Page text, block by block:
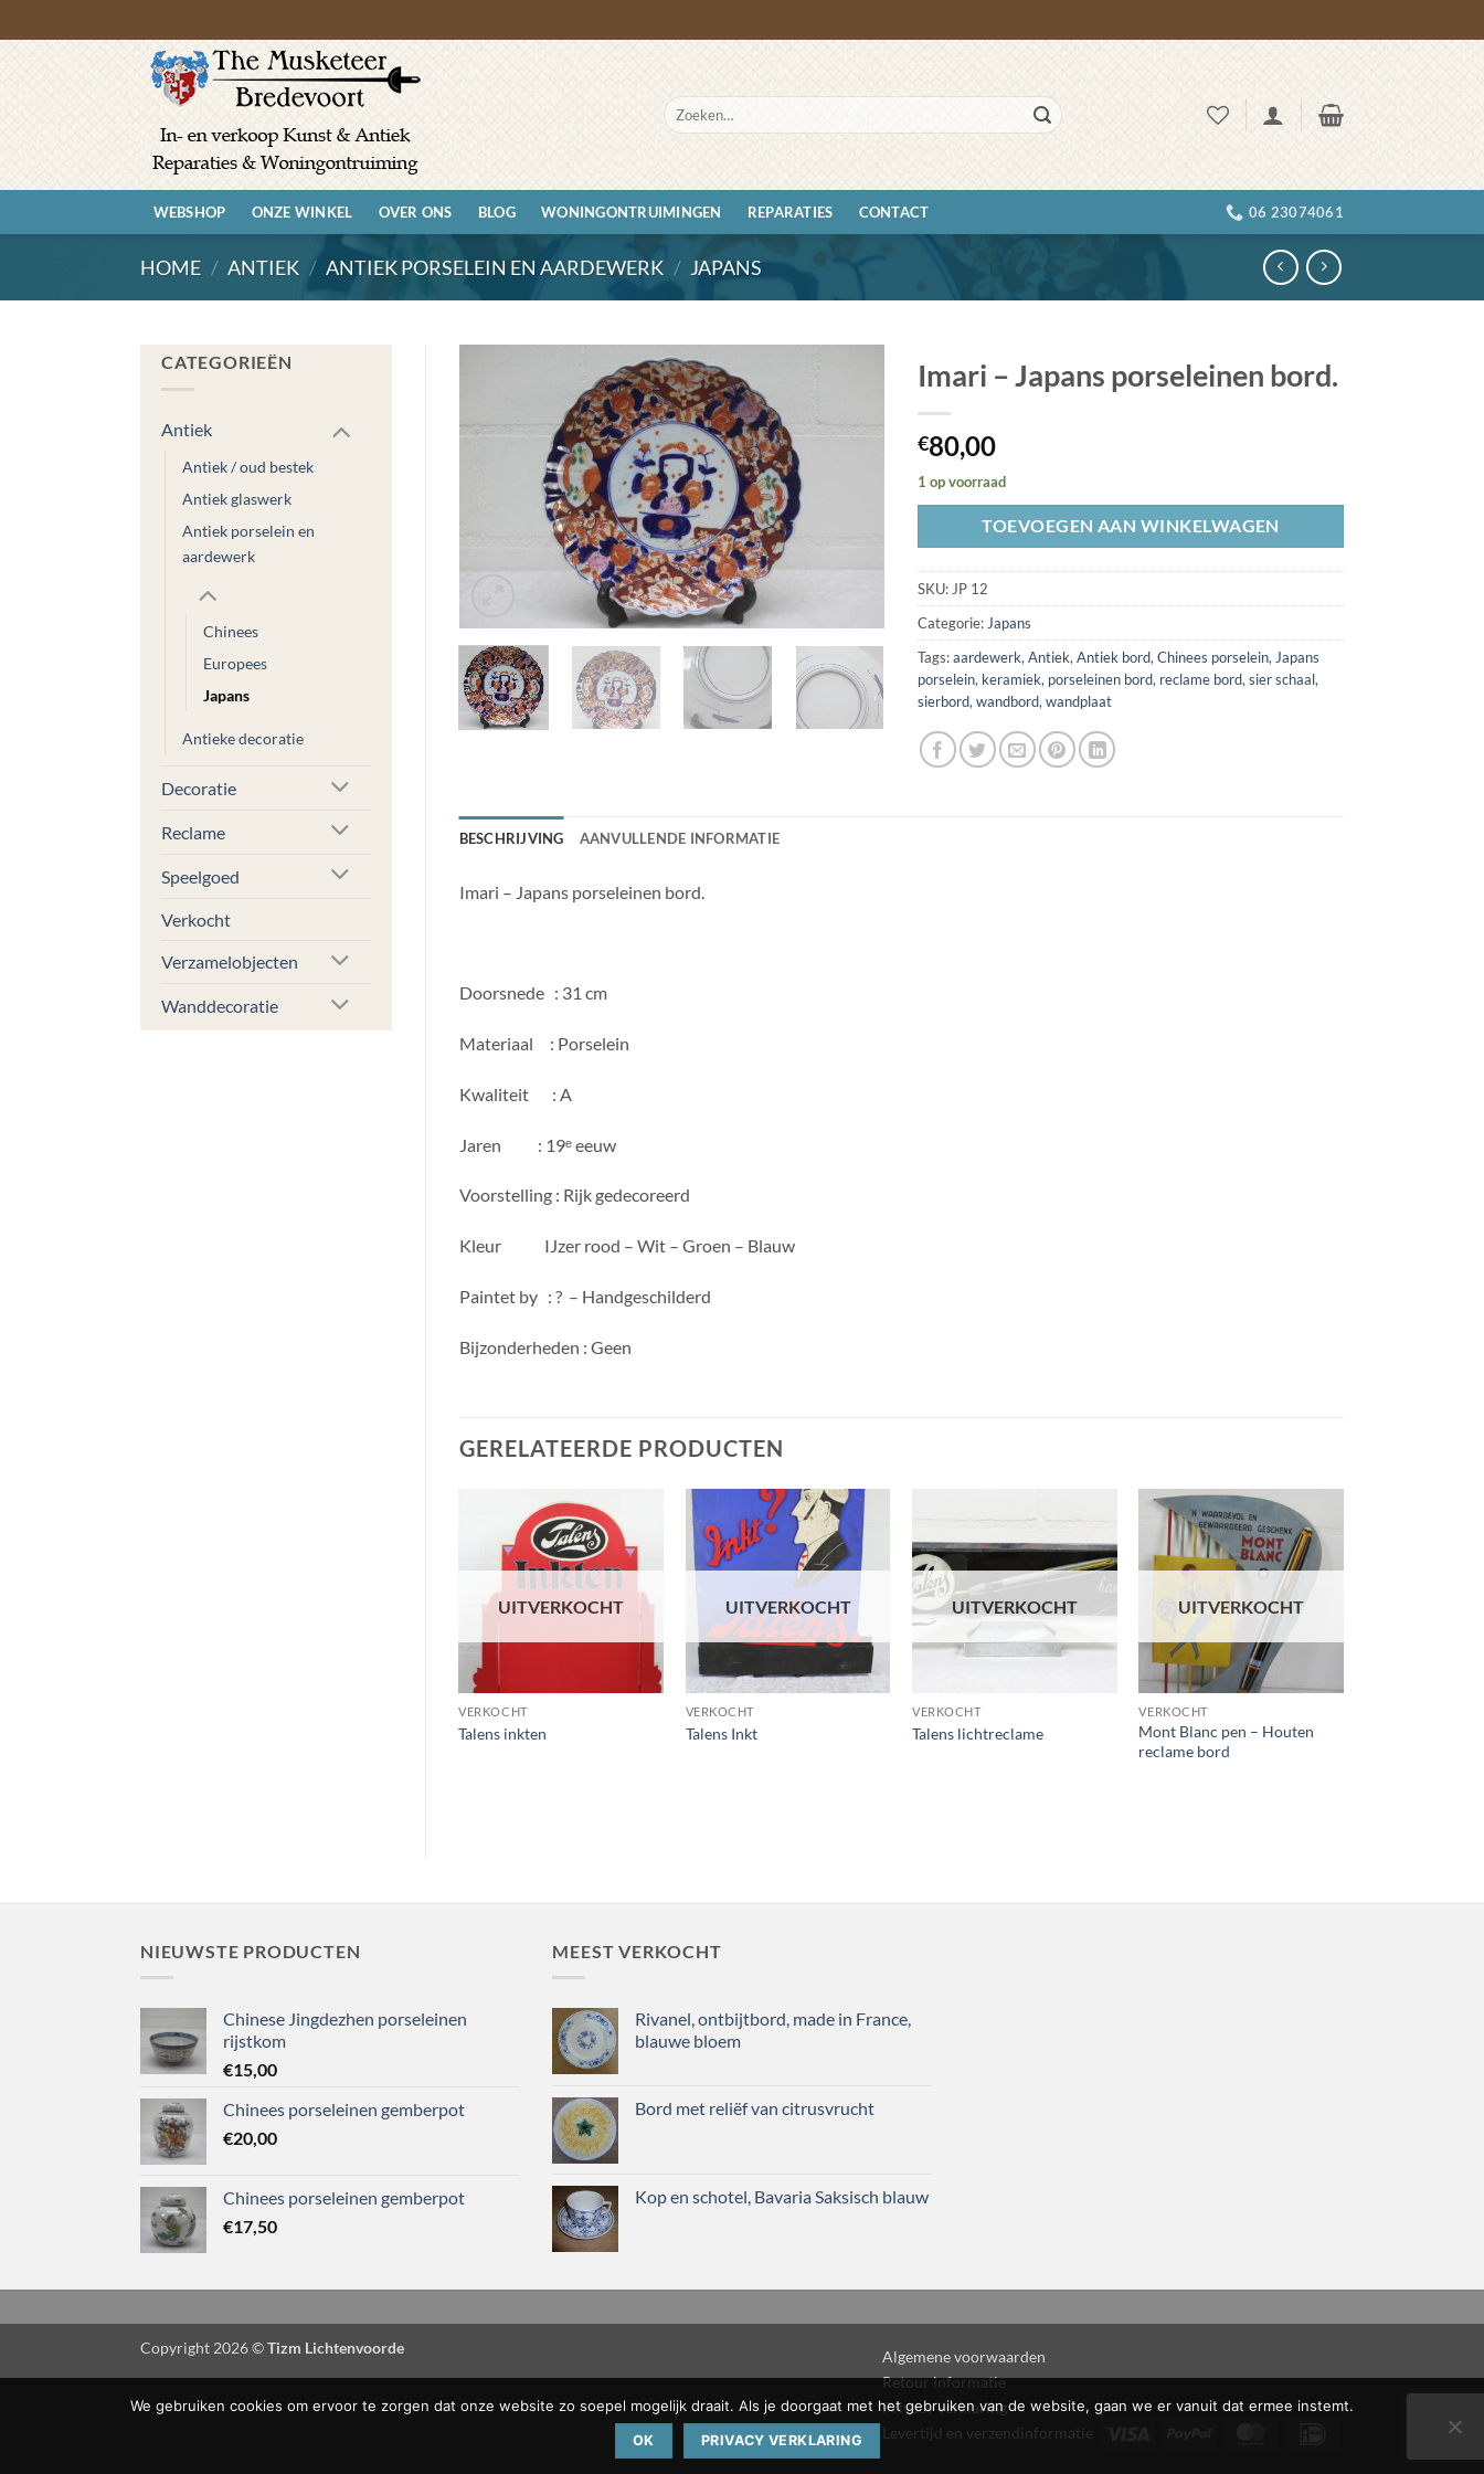
naar
Zoeken
naar:
WEBSHOP ONZE WINKEL OVER ONS BLOG WONINGONTRUIMINGEN REPARATIES CONTACT 06 23074061
HOME / ANTIEK / ANTIEK PORSELEIN EN AARDEWERK / JAPANS
CATEGORIEËN
Antiek
Antiek / oud bestek
Antiek glaswerk
Antiek porselein en
aardewerk
Chinees
Europees
Japans
Antieke decoratie
Decoratie
Reclame
Speelgoed
Verkocht
Verzamelobjecten
Wanddecoratie
aan
Imari – Japans porseleinen bord.
€80,00
1 op voorraad
TOEVOEGEN AAN WINKELWAGEN
SKU: JP 12
Categorie: Japans
Tags:aardewerk,Antiek,Antiek bord,Chinees porselein, Japans
porselein, keramiek, porseleinen bord, reclame bord,sier schaal,
sierbord,wandbord,wandplaat
BESCHRIJVING AANVULLENDE INFORMATIE
Imari – Japans porseleinen bord.
Doorsnede : 31 cm
Materiaal : Porselein
Kwaliteit : A
Jaren : 19ᵉ eeuw
Voorstelling : Rijk gedecoreerd
Kleur IJzer rood – Wit – Groen – Blauw
Paintet by : ? – Handgeschilderd
Bijzonderheden : Geen
GERELATEERDE PRODUCTEN
Toevoegen
aan
wenslijst
UITVERKOCHT
VERKOCHT
Talens inkten
Toevoegen
aan
wenslijst
UITVERKOCHT
VERKOCHT
Talens Inkt
Toevoegen
aan
wenslijst
UITVERKOCHT
VERKOCHT
Talens lichtreclame
Toevoegen
aan
wenslijst
UITVERKOCHT
VERKOCHT
Mont Blanc pen – Houten
reclame bord
NIEUWSTE PRODUCTEN
Chinese Jingdezhen porseleinen
rijstkom
€15,00
Chinees porseleinen gemberpot
€20,00
Chinees porseleinen gemberpot
€17,50
MEEST VERKOCHT
Rivanel, ontbijtbord, made in France,
blauwe bloem
Bord met reliëf van citrusvrucht
Kop en schotel, Bavaria Saksisch blauw
Algemene voorwaarden
Retour informatie
Privacy verklaring
Levertijd en verzendinformatie
Copyright 2026 ©Tizm Lichtenvoorde
We gebruiken cookies om ervoor te zorgen dat onze website zo soepel mogelijk draait. Als je doorgaat met het gebruiken van de website, gaan we er vanuit dat ermee instemt.
OK PRIVACY VERKLARING